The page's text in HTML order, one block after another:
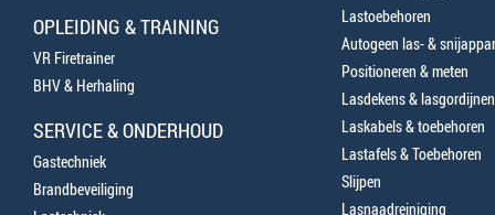
OPLEIDING & TRAINING
VR Firetrainer
BHV & Herhaling
SERVICE & ONDERHOUD
Gastechniek
Brandbeveiliging
Lastoebehoren
Autogeen las- &
Positioneren & meten
Lasdekens & lasgordijnen
Laskabels & toebehoren
Lastafels & Toebehoren
Slijpen
Lasnaadreiniging